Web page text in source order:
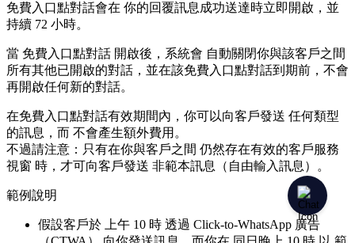
免費入口點對話會在 你的回覆訊息成功送達時立即開啟，並
持續 72 小時。
當 免費入口點對話 開啟後，系統會 自動關閉你與該客戶之間
所有其他已開啟的對話，並在該免費入口點對話到期前，不會
再開啟任何新的對話。
在免費入口點對話有效期間內，你可以向客戶發送 任何類型
的訊息，而 不會產生額外費用。
不過請注意：只有在你與客戶之間 仍然存在有效的客戶服務
視窗 時，才可向客戶發送 非範本訊息（自由輸入訊息）。
範例說明
假設客戶於 上午 10 時 透過 Click-to-WhatsApp 廣告